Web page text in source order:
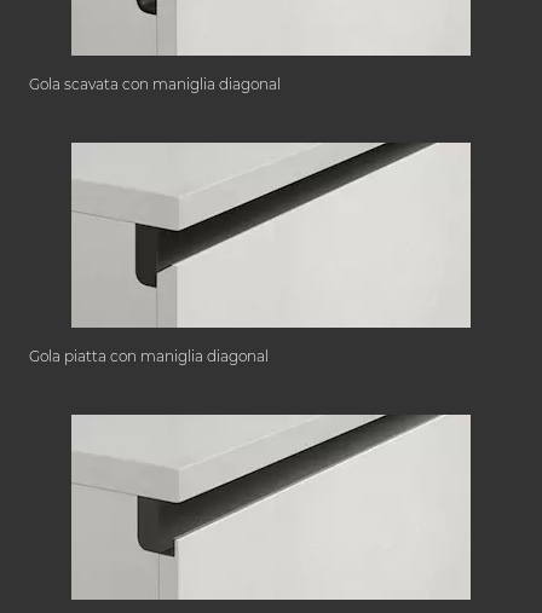
Gola scavata con maniglia diagonal
Gola piatta con maniglia diagonal